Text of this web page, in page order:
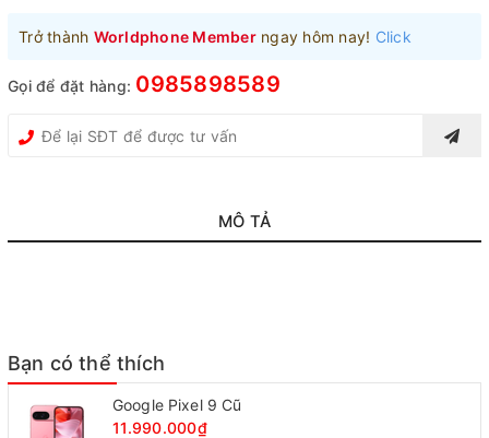
Trở thành Worldphone Memberngay hôm nay! Click
Gọi để đặt hàng: 0985898589
MÔ TẢ
Bạn có thể thích
Google Pixel 9 Cũ
11.990.000₫